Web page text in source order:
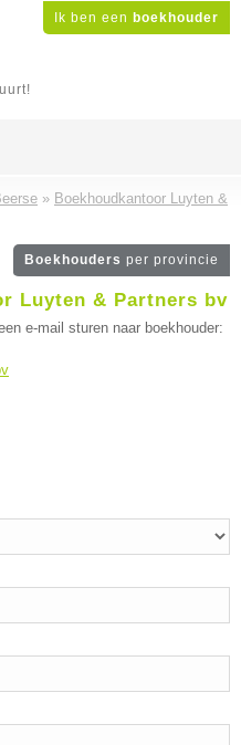
Ik ben een boekhouder
» Boekhoudkantoor Luyten &
Boekhouders per provincie
Luyten & Partners bv
e-mail sturen naar boekhouder: